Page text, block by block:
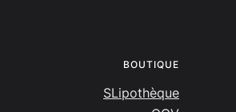
BOUTIQUE
SLipothèque